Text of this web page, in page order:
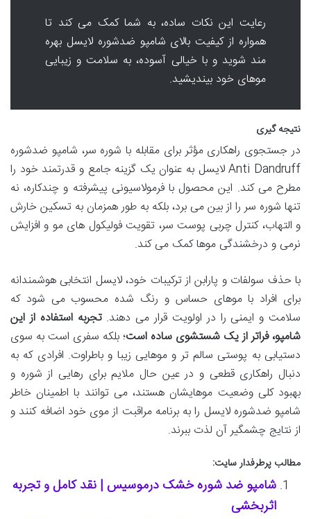
رعایت این نکات ساده، به شما کمک می کند تا
همواره از کیفیت بالای شامپو ضدشوره لایسل بهره
مند شوید و با خیالی آسوده، به سلامت و زیبایی
موهای خود بیندیشید.
نتیجه گیری
در جستجوی راهکاری مؤثر برای مقابله با شوره سر، شامپو ضدشوره
Anti Dandruff لایسل به عنوان یک گزینه جامع و قدرتمند خود را
مطرح می کند. این محصول با فرمولاسیونی پیشرفته و چندکاره، نه
تنها شوره سر را از بین می برد، بلکه به طور همزمان به تسکین خارش
و التهاب، کنترل چربی پوست سر، تقویت فولیکول های مو و افزایش
نرمی و درخشندگی موها کمک می کند.
با حذف سولفات و پارابن از ترکیبات خود، لایسل انتخابی هوشمندانه
برای افراد با موهای حساس و رنگ شده محسوب می شود که
سلامت و ایمنی را در اولویت قرار می دهند.تجربه استفاده از این
شامپو، فراتر از یک شستشوی ساده است؛ بلکه سفری است به سوی
دستیابی به پوستی سالم تر و موهایی زیبا و باطراوت. افرادی که به
دنبال راهکاری قطعی و در عین حال ملایم برای رهایی از شوره و
بهبود کلی وضعیت موهایشان هستند، می توانند با اطمینان خاطر
شامپو ضدشوره لایسل را به برنامه مراقبت از موی خود اضافه کنند و
از نتایج چشمگیر آن لذت ببرند.
مطالب پرطرفدار سایت:
شامپو ضد شوره خشک درموسیس | نقد کامل و تجربه
اثربخشی